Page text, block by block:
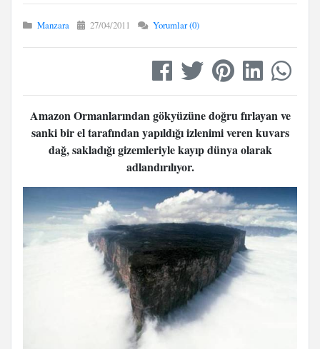
Manzara 27/04/2011 Yorumlar (0)
Amazon Ormanlarından gökyüzüne doğru fırlayan ve
sanki bir el tarafından yapıldığı izlenimi veren kuvars
dağ, sakladığı gizemleriyle kayıp dünya olarak
adlandırılıyor.